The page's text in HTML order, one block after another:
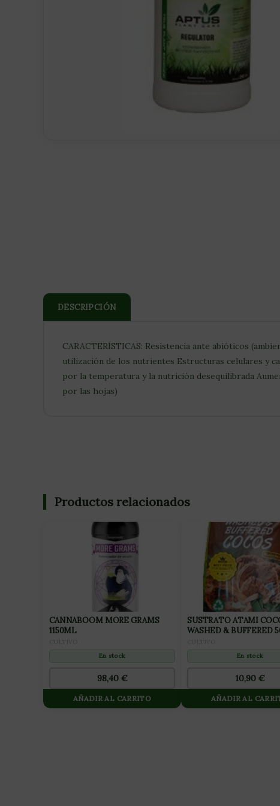
DESCRIPCIÓN
CARACTERÍSTICAS: Resistencia ante abióticos
utilización de los nutrientes Estructuras celulares y
por la temperatura y la nutrición desequilibrada
por las hojas)
Productos relacionados
CANNABOOM MORE GRAMS
1150ML
En stock
98,40 €
AÑADIR AL CARRITO
SUSTRATO ATAMI
WASHED & BUFFERED
En stock
10,90 €
AÑADIR AL